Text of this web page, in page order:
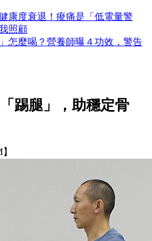
康度衰退！痠痛是「低電量警
照顧
怎麼喝？營養師曝４功效，警告
踢腿」，助穩定骨